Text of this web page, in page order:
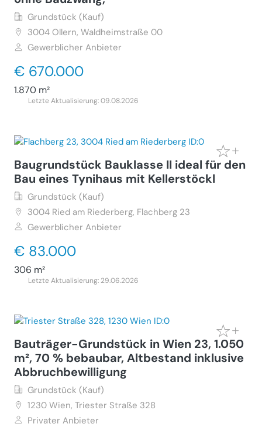
Grundstück (Kauf)
3004 Ollern, Waldheimstraße 00
Gewerblicher Anbieter
€ 670.000
1.870 m²
Letzte Aktualisierung: 09.08.2026
Baugrundstück Bauklasse II ideal für den
Bau eines Tynihaus mit Kellerstöckl
Grundstück (Kauf)
3004 Ried am Riederberg, Flachberg 23
Gewerblicher Anbieter
€ 83.000
306 m²
Letzte Aktualisierung: 29.06.2026
Bauträger-Grundstück in Wien 23, 1.050
m², 70 % bebaubar, Altbestand inklusive
Abbruchbewilligung
Grundstück (Kauf)
1230 Wien, Triester Straße 328
Privater Anbieter